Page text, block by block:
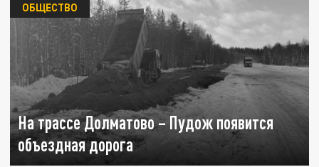
На трассе Долматово – Пудож появится
объездная дорога
ОБЩЕСТВО